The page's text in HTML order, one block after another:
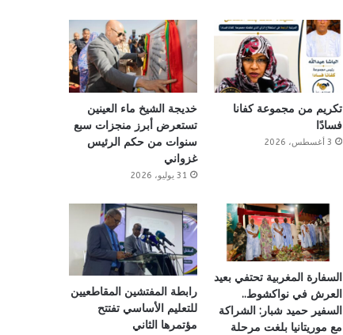
تكريم من مجموعة كفانا
فسادًا
3 أغسطس، 2026
خديجة الشيخ ماء العينين
تستعرض أبرز منجزات سبع
سنوات من حكم الرئيس
غزواني
31 يوليو، 2026
السفارة المغربية تحتفي بعيد
العرش في نواكشوط..
السفير حميد شبار: الشراكة
مع موريتانيا بلغت مرحلة
رابطة المفتشين المقاطعيين
للتعليم الأساسي تفتتح
مؤتمرها الثاني